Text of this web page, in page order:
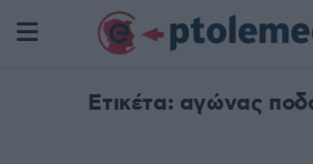
Ετικέτα: αγώνας